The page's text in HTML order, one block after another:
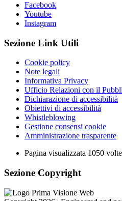
Facebook
Youtube
Instagram
Sezione Link Utili
Cookie policy
Note legali
Informativa Privacy
Ufficio Relazioni con il
Dichiarazione di accessibilità
Obiettivi di accessibilità
Whistleblowing
Gestione consensi cookie
Amministrazione trasparente
Pagina visualizzata 1050 volte
Sezione Copyright